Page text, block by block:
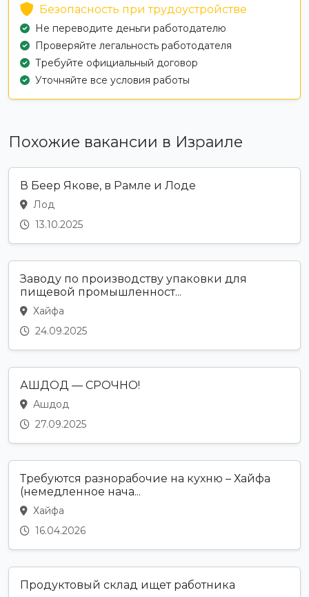
Безопасность при трудоустройстве
Не переводите деньги работодателю
Проверяйте легальность работодателя
Требуйте официальный договор
Уточняйте все условия работы
Похожие вакансии в Израиле
В Беер Якове, в Рамле и Лоде
Лод
13.10.2025
Заводу по производству упаковки для
пищевой промышленност...
Хайфа
24.09.2025
АШДОД — СРОЧНО!
Ашдод
27.09.2025
Требуются разнорабочие на кухню – Хайфа
(немедленное нача...
Хайфа
16.04.2026
Продуктовый склад ищет работника